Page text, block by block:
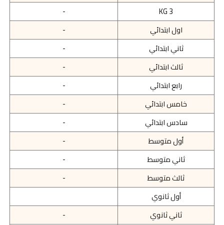
KG 3
-
اول ابتدائي
-
ثاني ابتدائي
-
ثالث ابتدائي
-
رابع ابتدائي
-
خامس ابتدائي
-
سادس ابتدائي
-
أول متوسط
-
ثاني متوسط
-
ثالث متوسط
-
أول ثانوي
ثاني ثانوي
-